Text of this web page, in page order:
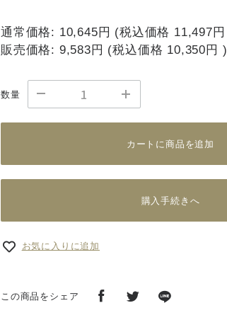
通常価格: 10,645円 (税込価格 11,497円
販売価格: 9,583円 (税込価格 10,350円 )
数量
カートに商品を追加
購入手続きへ
お気に入りに追加
この商品をシェア